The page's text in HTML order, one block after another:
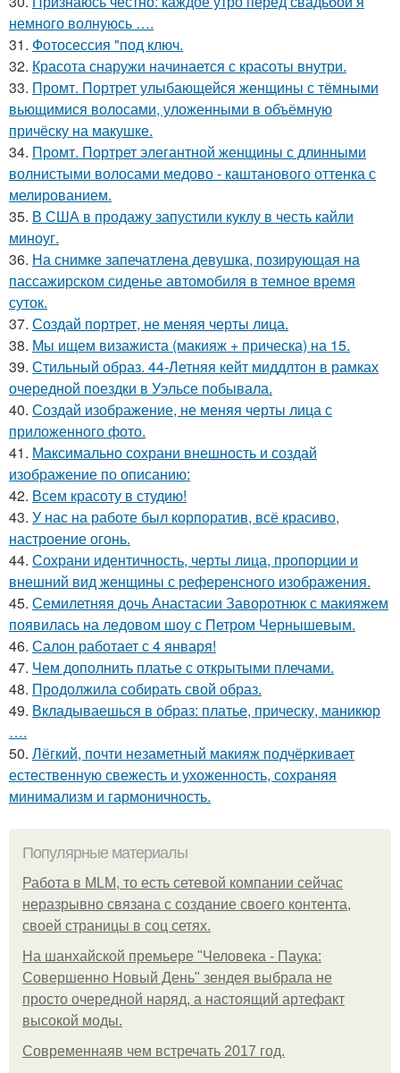
немного волнуюсь ….
31. Фотосессия "под ключ.
32. Красота снаружи начинается с красоты внутри.
33. Промт. Портрет улыбающейся женщины с тёмными
вьющимися волосами, уложенными в объёмную
причёску на макушке.
34. Промт. Портрет элегантной женщины с длинными
волнистыми волосами медово - каштанового оттенка с
мелированием.
35. В США в продажу запустили куклу в честь кайли
миноуг.
36. На снимке запечатлена девушка, позирующая на
пассажирском сиденье автомобиля в темное время
суток.
37. Создай портрет, не меняя черты лица.
38. Мы ищем визажиста (макияж + прическа) на 15.
39. Стильный образ. 44-Летняя кейт миддлтон в рамках
очередной поездки в Уэльсе побывала.
40. Создай изображение, не меняя черты лица с
приложенного фото.
41. Максимально сохрани внешность и создай
изображение по описанию:
42. Всем красоту в студию!
43. У нас на работе был корпоратив, всё красиво,
настроение огонь.
44. Сохрани идентичность, черты лица, пропорции и
внешний вид женщины с референсного изображения.
45. Семилетняя дочь Анастасии Заворотнюк с макияжем
появилась на ледовом шоу с Петром Чернышевым.
46. Салон работает с 4 января!
47. Чем дополнить платье с открытыми плечами.
48. Продолжила собирать свой образ.
49. Вкладываешься в образ: платье, прическу, маникюр
….
50. Лёгкий, почти незаметный макияж подчёркивает
естественную свежесть и ухоженность, сохраняя
минимализм и гармоничность.
Популярные материалы
Работа в MLM, то есть сетевой компании сейчас
неразрывно связана с создание своего контента,
своей страницы в соц сетях.
На шанхайской премьере "Человека - Паука:
Совершенно Новый День" зендея выбрала не
просто очередной наряд, а настоящий артефакт
высокой моды.
Современнаяв чем встречать 2017 год.